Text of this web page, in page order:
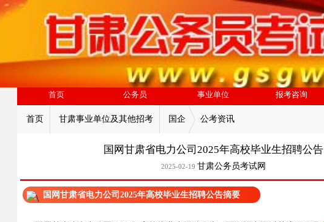
首页 公务员 事业单位 报考咨询
首页 甘肃事业单位及其他招考 国企 公考资讯
国网甘肃省电力公司2025年高校毕业生招聘公告
2025-02-19 甘肃公务员考试网
国网甘肃省电力公司2025年高校毕业生招聘公告摘要